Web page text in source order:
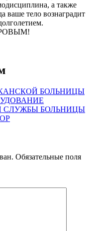
а также
ваше тело вознаградит
БОЛЬНИЦЫ
СЛУЖБЫ БОЛЬНИЦЫ
Обязательные поля